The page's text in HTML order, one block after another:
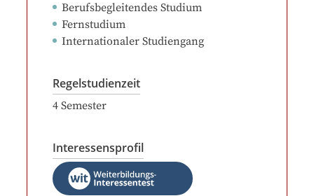
Berufsbegleitendes Studium
Fernstudium
Internationaler Studiengang
Regelstudienzeit
4 Semester
Interessensprofil